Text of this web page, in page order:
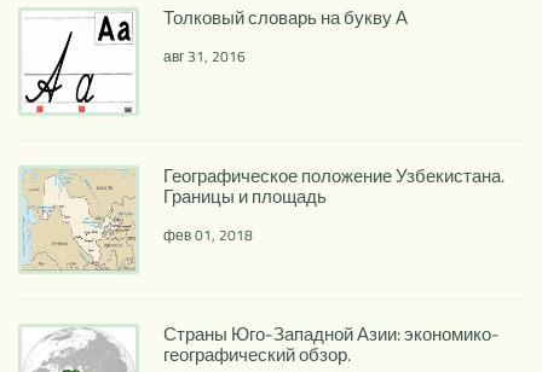
Толковый словарь на букву А
авг 31, 2016
Географическое положение Узбекистана.
Границы и площадь
фев 01, 2018
Страны Юго-Западной Азии: экономико-
географический обзор.